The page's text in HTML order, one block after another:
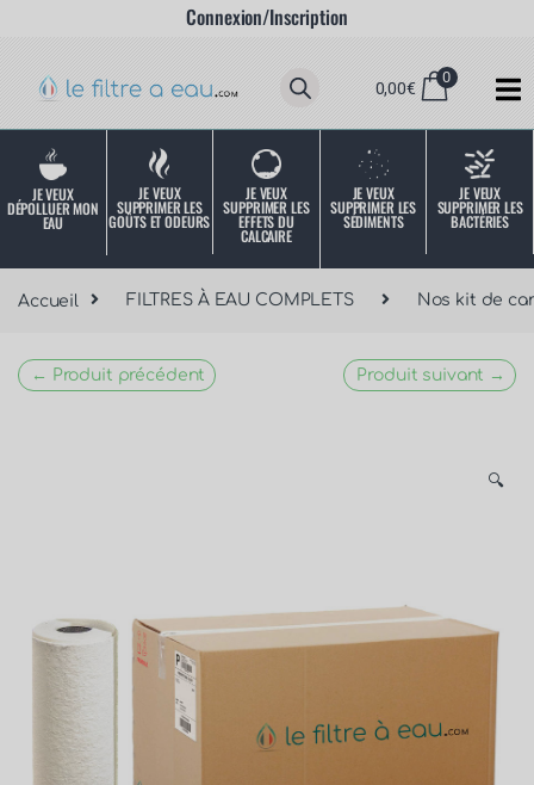
Connexion/Inscription
0,00€
0
JE VEUX
DÉPOLLUER MON
EAU
JE VEUX
SUPPRIMER LES
GOÛTS ET ODEURS
JE VEUX
SUPPRIMER LES
EFFETS DU
CALCAIRE
JE VEUX
SUPPRIMER LES
SÉDIMENTS
JE VEUX
SUPPRIMER LES
BACTÉRIES
Accueil FILTRES À EAU COMPLETS Nos kit de
← Produit précédent Produit suivant →
🔍